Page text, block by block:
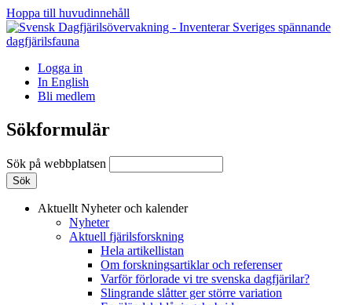
Hoppa till huvudinnehåll
Logga in
In English
Bli medlem
Sökformulär
Sök på webbplatsen
Aktuellt Nyheter och kalender
Nyheter
Aktuell fjärilsforskning
Hela artikellistan
Om forskningsartiklar och referenser
Varför förlorade vi tre svenska dagfjärilar?
Slingrande slåtter ger större variation